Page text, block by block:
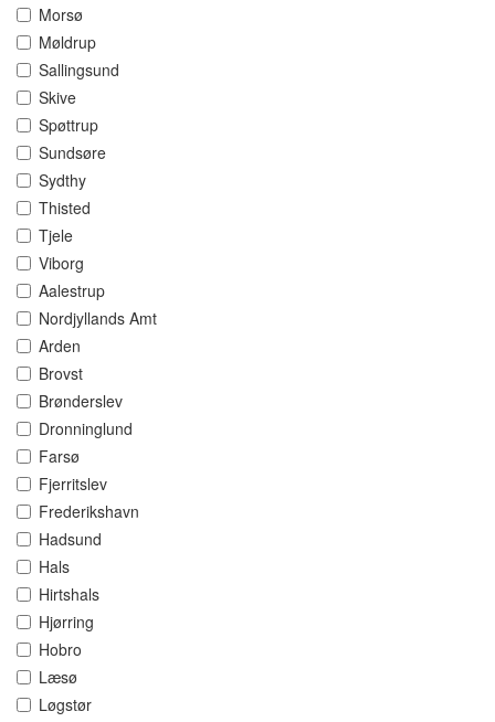
Morsø
Møldrup
Sallingsund
Skive
Spøttrup
Sundsøre
Sydthy
Thisted
Tjele
Viborg
Aalestrup
Nordjyllands Amt
Arden
Brovst
Brønderslev
Dronninglund
Farsø
Fjerritslev
Frederikshavn
Hadsund
Hals
Hirtshals
Hjørring
Hobro
Læsø
Løgstør